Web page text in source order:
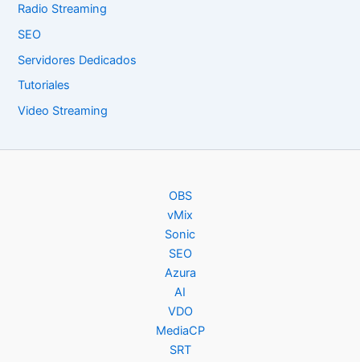
Radio Streaming
SEO
Servidores Dedicados
Tutoriales
Video Streaming
OBS
vMix
Sonic
SEO
Azura
AI
VDO
MediaCP
SRT